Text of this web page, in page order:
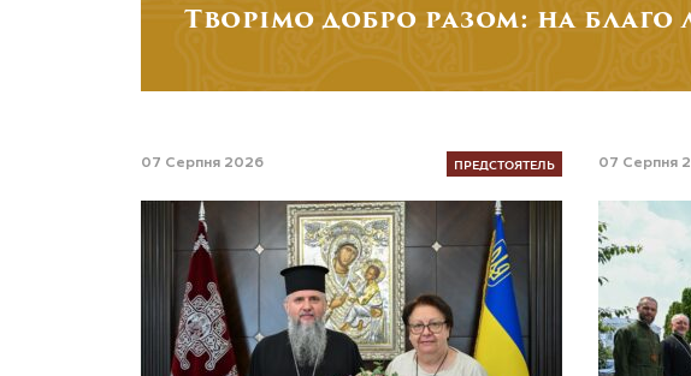
Творімо добро разом: на благо
07 Серпня 2026 ПРЕДСТОЯТЕЛЬ 07 Серпня